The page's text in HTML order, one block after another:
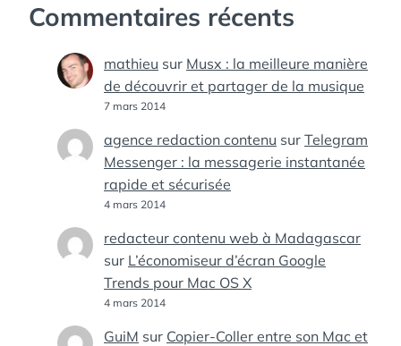
Commentaires récents
mathieu sur Musx : la meilleure manière
de découvrir et partager de la musique
7 mars 2014
agence redaction contenu sur Telegram
Messenger : la messagerie instantanée
rapide et sécurisée
4 mars 2014
redacteur contenu web à Madagascar
sur L’économiseur d’écran Google
Trends pour Mac OS X
4 mars 2014
GuiM sur Copier-Coller entre son Mac et